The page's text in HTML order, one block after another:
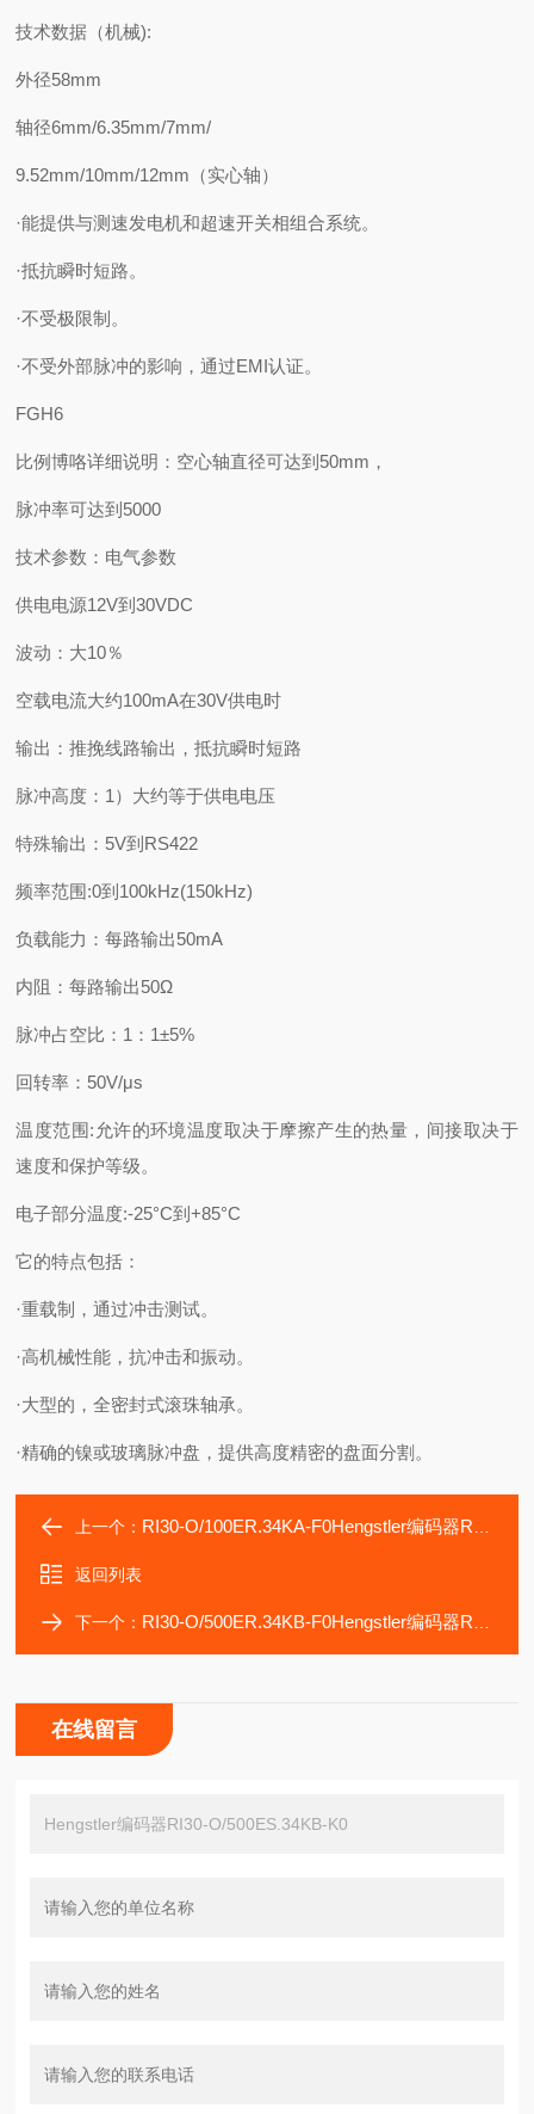
技术数据（机械):
外径58mm
轴径6mm/6.35mm/7mm/
9.52mm/10mm/12mm（实心轴）
·能提供与测速发电机和超速开关相组合系统。
·抵抗瞬时短路。
·不受极限制。
·不受外部脉冲的影响，通过EMI认证。
FGH6
比例博咯详细说明：空心轴直径可达到50mm，
脉冲率可达到5000
技术参数：电气参数
供电电源12V到30VDC
波动：大10％
空载电流大约100mA在30V供电时
输出：推挽线路输出，抵抗瞬时短路
脉冲高度：1）大约等于供电电压
特殊输出：5V到RS422
频率范围:0到100kHz(150kHz)
负载能力：每路输出50mA
内阻：每路输出50Ω
脉冲占空比：1：1±5%
回转率：50V/μs
温度范围:允许的环境温度取决于摩擦产生的热量，间接取决于
速度和保护等级。
电子部分温度:-25°C到+85°C
它的特点包括：
·重载制，通过冲击测试。
·高机械性能，抗冲击和振动。
·大型的，全密封式滚珠轴承。
·精确的镍或玻璃脉冲盘，提供高度精密的盘面分割。
上一个： RI30-O/100ER.34KA-F0Hengstler编码器RI30-O/100AS.34RB
返回列表
下一个： RI30-O/500ER.34KB-F0Hengstler编码器RI30-O/100AR.34KA
在线留言